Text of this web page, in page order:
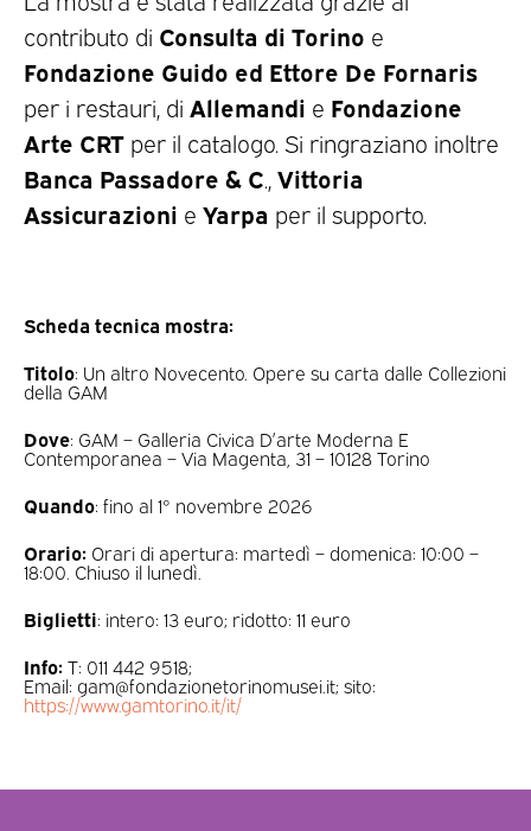
contributo di Consulta di Torino e
Fondazione Guido ed Ettore De Fornaris
per i restauri, di Allemandi e Fondazione
Arte CRT per il catalogo. Si ringraziano inoltre
Banca Passadore & C Vittoria
Assicurazioni e Yarpa per il supporto.
Scheda tecnica mostra:
Titolo: Un altro Novecento. Opere su carta dalle Collezioni
della GAM
Dove: GAM – Galleria Civica D’arte Moderna E
Contemporanea – Via Magenta, 31 – 10128 Torino
Quando: fino al 1° novembre 2026
Orario: Orari di apertura: martedì – domenica: 10:00 –
18:00. Chiuso il lunedì.
Biglietti: intero: 13 euro; ridotto: 11 euro
Info: T: 011 442 9518;
Email: gam@fondazionetorinomusei.it; sito:
https://www.gamtorino.it/it/